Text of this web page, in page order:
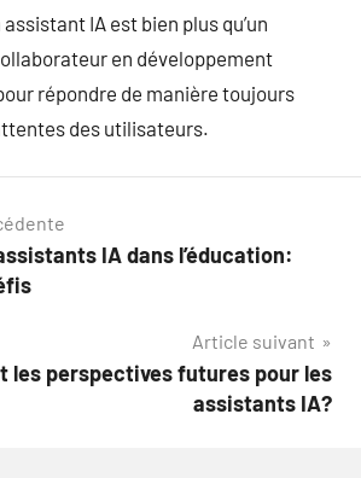
IA est bien plus qu’un
en développement
répondre de manière toujours
des utilisateurs.
IA dans l’éducation:
Article suivant
les perspectives futures pour les
assistants IA?